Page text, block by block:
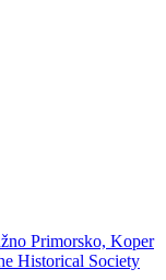
Primorsko, Koper
Historical Society